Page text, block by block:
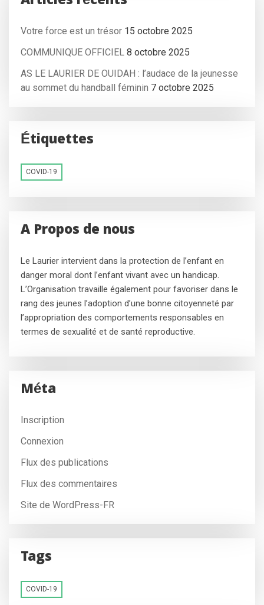
Votre force est un trésor 15 octobre 2025
COMMUNIQUE OFFICIEL 8 octobre 2025
AS LE LAURIER DE OUIDAH : l’audace de la jeunesse
au sommet du handball féminin 7 octobre 2025
Étiquettes
COVID-19
A Propos de nous
Le Laurier intervient dans la protection de l’enfant en
danger moral dont l’enfant vivant avec un handicap.
L’Organisation travaille également pour favoriser dans le
rang des jeunes l’adoption d’une bonne citoyenneté par
l’appropriation des comportements responsables en
termes de sexualité et de santé reproductive.
Méta
Inscription
Connexion
Flux des publications
Flux des commentaires
Site de WordPress-FR
Tags
COVID-19